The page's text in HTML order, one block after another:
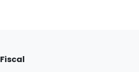
Fiscal